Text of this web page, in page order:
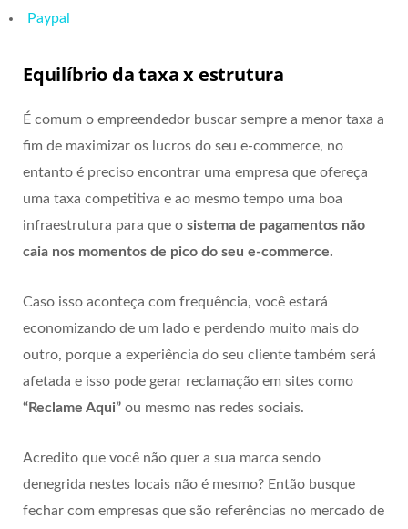
Paypal
Equilíbrio da taxa x estrutura
É comum o empreendedor buscar sempre a menor taxa a
fim de maximizar os lucros do seu e-commerce, no
entanto é preciso encontrar uma empresa que ofereça
uma taxa competitiva e ao mesmo tempo uma boa
infraestrutura para que o sistema de pagamentos não
caia nos momentos de pico do seu e-commerce.
Caso isso aconteça com frequência, você estará
economizando de um lado e perdendo muito mais do
outro, porque a experiência do seu cliente também será
afetada e isso pode gerar reclamação em sites como
“Reclame Aqui” ou mesmo nas redes sociais.
Acredito que você não quer a sua marca sendo
denegrida nestes locais não é mesmo? Então busque
fechar com empresas que são referências no mercado de